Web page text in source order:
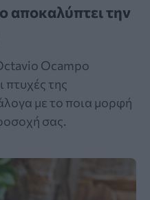
αποκαλύπτει την
Ocampo
πτυχές της
με το ποια μορφή
σας.